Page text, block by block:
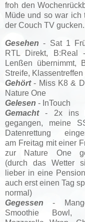
froh den
Müde und so war ich
der Couch TV gucken.
Gesehen - Sat 1
RTL Direkt, B:Real
Lenßen übernimmt,
Streife,
Gehört- Miss K8 &
Nature One
Gelesen - InTouch
Gemacht- 2x ins
gegangen, meine
Datenrettung
am Freitag mit einer
zur Nature One
(durch das Wetter
lieber in eine
auch erst einen Tag
normal)
Gegessen -
Smoothie Bowl,